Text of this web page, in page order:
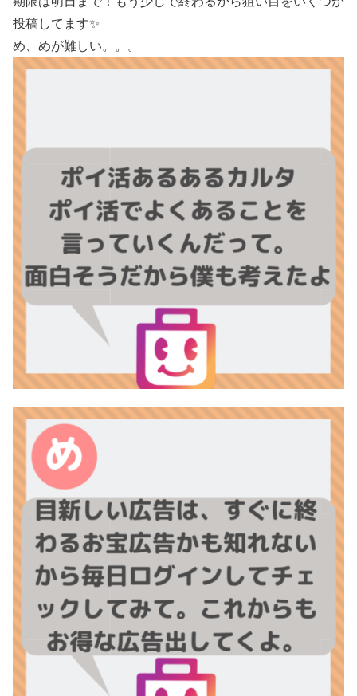
投稿してます✨
め、めが難しい。。。